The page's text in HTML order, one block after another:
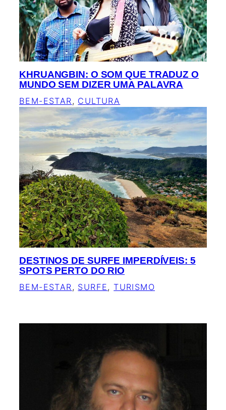
KHRUANGBIN: O SOM QUE TRADUZ O
MUNDO SEM DIZER UMA PALAVRA
BEM-ESTAR, CULTURA
DESTINOS DE SURFE IMPERDÍVEIS: 5
SPOTS PERTO DO RIO
BEM-ESTAR, SURFE, TURISMO